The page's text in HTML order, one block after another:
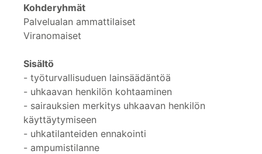
Kohderyhmät
Palvelualan ammattilaiset
Viranomaiset
Sisältö
- työturvallisuduen lainsäädäntöä
- uhkaavan henkilön kohtaaminen
- sairauksien merkitys uhkaavan henkilön
käyttäytymiseen
- uhkatilanteiden ennakointi
- ampumistilanne